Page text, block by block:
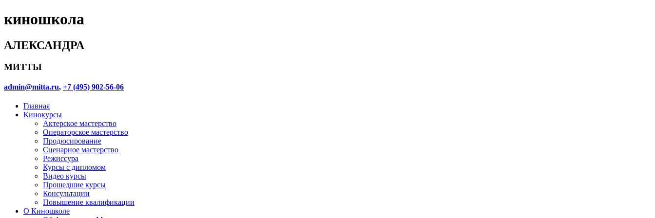
киношкола
АЛЕКСАНДРА
МИТТЫ
admin@mitta.ru, +7 (495) 902-56-06
Главная
Кинокурсы
Актерское мастерство
Операторское мастерство
Продюсирование
Сценарное мастерство
Режиссура
Курсы с дипломом
Видео курсы
Прошедшие курсы
Консультации
Повышение квалификации
О Киношколе